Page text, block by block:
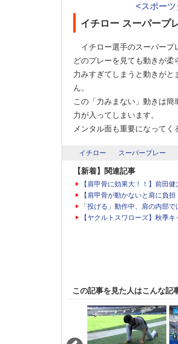
<スポー
イチロー スーパープ
イチロー選手のスーパープ
どのプレーを見ても動きが柔
力みすぎてしまうと動きが
ん。
この「力みまない」動きは
力が入ってしまいます。
メンタル面も重要になってく
イチロー スーパープレー
【新着】関連記事
【肩甲骨に効果大！！】前田
【肩甲骨が動かないと肩に負
「投げる」動作中、肩の内部
【ヤクルトスワローズ】秋季
この記事を見た人はこんな記